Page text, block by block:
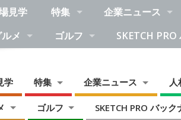
見学 特集 企業ニュース
メ ゴルフ SKETCH PRO
学 特集 企業ニュース 人
ゴルフ SKETCH PRO バッ